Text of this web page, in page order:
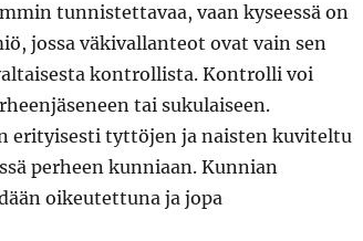
tunnistettavaa, vaan kyseessä on
jossa väkivallanteot ovat vain sen
kontrollista. Kontrolli voi
tai sukulaiseen.
erityisesti tyttöjen ja naisten kuviteltu
perheen kunniaan. Kunnian
oikeutettuna ja jopa